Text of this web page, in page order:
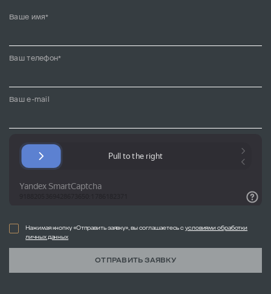
Ваше имя*
Ваш телефон*
Ваш e-mail
Нажимая кнопку «Отправить заявку», вы соглашаетесь сусловиями обработки
личных данных
ОТПРАВИТЬ ЗАЯВКУ